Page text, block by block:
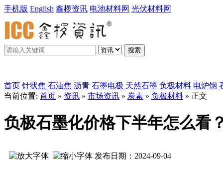
手机版 English 鑫椤资讯 电池材料网 光伏材料网
搜索
首页 针状焦 石油焦 沥青 石墨电极 天然石墨 负极材料 电炉钢
当前位置: 首页 » 资讯 » 市场资讯 » 炭素 » 负极材料 » 正文
负极石墨化价格下半年怎么看
发布日期：2024-09-04